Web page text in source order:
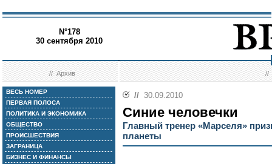
N°178
30 сентября 2010
//Архив //
ВЕСЬ НОМЕР
ПЕРВАЯ ПОЛОСА
ПОЛИТИКА И ЭКОНОМИКА
ОБЩЕСТВО
ПРОИСШЕСТВИЯ
ЗАГРАНИЦА
БИЗНЕС И ФИНАНСЫ
// 30.09.2010
Синие человечки
Главный тренер «Марселя»
планеты